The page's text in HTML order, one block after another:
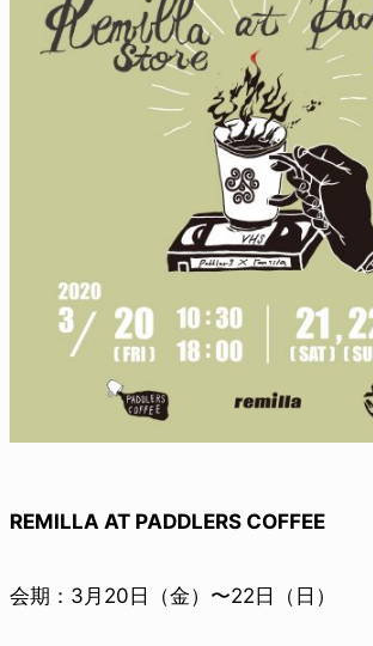
REMILLA AT PADDLERS COFFEE
会期：3月20日（金）〜22日（日）